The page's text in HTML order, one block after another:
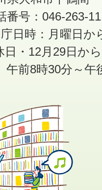
番号：046-263-
日時：月曜日か
日・12月29日か
午前8時30分～午